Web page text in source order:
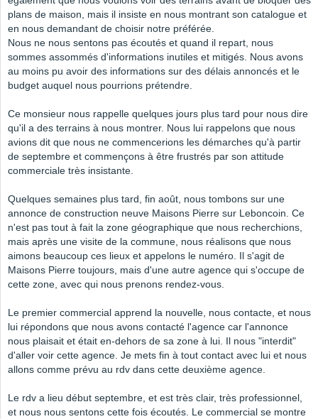
plans de maison, mais il insiste en nous montrant son catalogue et
en nous demandant de choisir notre préférée.
Nous ne nous sentons pas écoutés et quand il repart, nous
sommes assommés d'informations inutiles et mitigés. Nous avons
au moins pu avoir des informations sur des délais annoncés et le
budget auquel nous pourrions prétendre.
Ce monsieur nous rappelle quelques jours plus tard pour nous dire
qu'il a des terrains à nous montrer. Nous lui rappelons que nous
avions dit que nous ne commencerions les démarches qu'à partir
de septembre et commençons à être frustrés par son attitude
commerciale très insistante.
Quelques semaines plus tard, fin août, nous tombons sur une
annonce de construction neuve Maisons Pierre sur Leboncoin. Ce
n'est pas tout à fait la zone géographique que nous recherchions,
mais après une visite de la commune, nous réalisons que nous
aimons beaucoup ces lieux et appelons le numéro. Il s'agit de
Maisons Pierre toujours, mais d'une autre agence qui s'occupe de
cette zone, avec qui nous prenons rendez-vous.
Le premier commercial apprend la nouvelle, nous contacte, et nous
lui répondons que nous avons contacté l'agence car l'annonce
nous plaisait et était en-dehors de sa zone à lui. Il nous "interdit"
d'aller voir cette agence. Je mets fin à tout contact avec lui et nous
allons comme prévu au rdv dans cette deuxième agence.
Le rdv a lieu début septembre, et est très clair, très professionnel,
et nous nous sentons cette fois écoutés. Le commercial se montre